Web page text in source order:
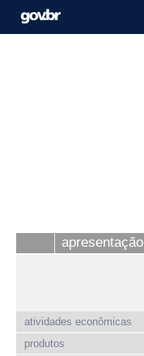
apresentação
atividades econômicas
produtos